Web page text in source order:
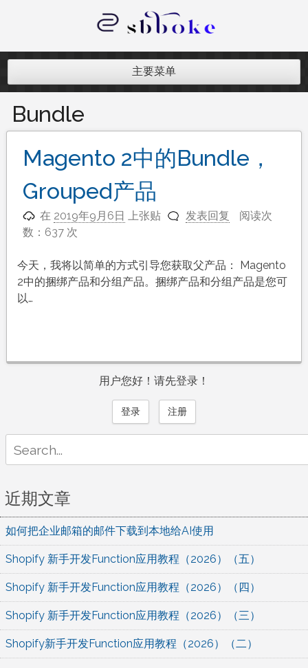
内
记录跨境电商独立站开发遇到的点点
主要菜单
Bundle
Magento 2中的Bundle，
Grouped产品
在 2019年9月6日 上张贴 发表回复
阅读次
数：637 次
今天，我将以简单的方式引导您获取父产品： Magento
2中的捆绑产品和分组产品。捆绑产品和分组产品是您可
以…
用户您好！请先登录！
登录 注册
for:
近期文章
如何把企业邮箱的邮件下载到本地给AI使用
Shopify 新手开发Function应用教程（2026）（五）
Shopify 新手开发Function应用教程（2026）（四）
Shopify 新手开发Function应用教程（2026）（三）
Shopify新手开发Function应用教程（2026）（二）